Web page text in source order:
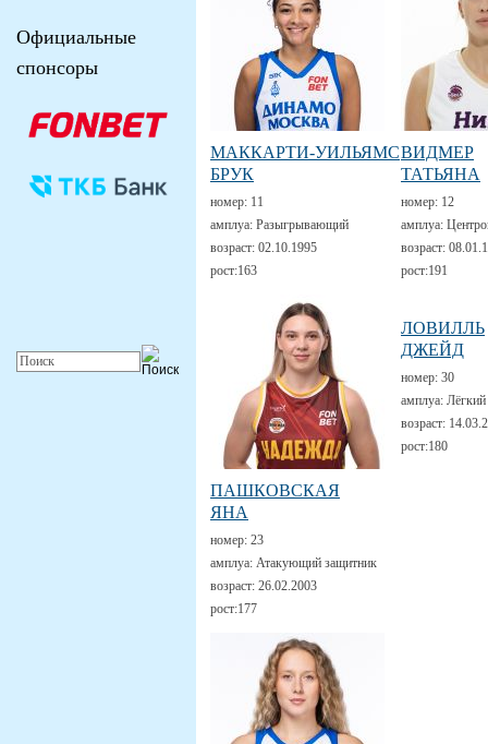
МАККАРТИ-УИЛЬЯМС
БРУК
номер: 11
амплуа: Разыгрывающий
возраст: 02.10.1995
рост:163
ВИДМЕР
ТАТЬЯНА
номер: 12
амплуа:
возраст:
рост:191
ПАШКОВСКАЯ
ЯНА
номер: 23
амплуа: Атакующий защитник
возраст: 26.02.2003
рост:177
ЛОВИЛЛЬ
ДЖЕЙД
номер: 30
амплуа:
возраст:
рост:180
Официальные
спонсоры